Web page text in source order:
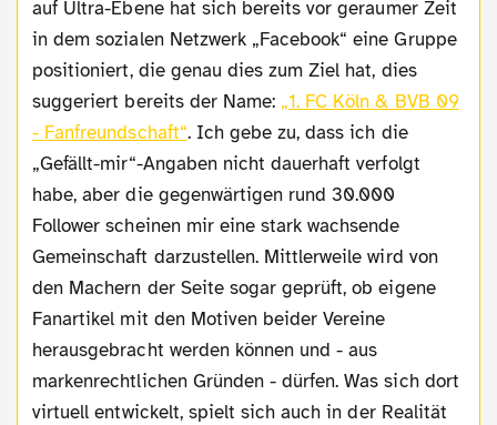
auf Ultra-Ebene hat sich bereits vor geraumer Zeit
in dem sozialen Netzwerk „Facebook“ eine Gruppe
positioniert, die genau dies zum Ziel hat, dies
suggeriert bereits der Name: „1. FC Köln & BVB 09
- Fanfreundschaft“. Ich gebe zu, dass ich die
„Gefällt-mir“-Angaben nicht dauerhaft verfolgt
habe, aber die gegenwärtigen rund 30.000
Follower scheinen mir eine stark wachsende
Gemeinschaft darzustellen. Mittlerweile wird von
den Machern der Seite sogar geprüft, ob eigene
Fanartikel mit den Motiven beider Vereine
herausgebracht werden können und - aus
markenrechtlichen Gründen - dürfen. Was sich dort
virtuell entwickelt, spielt sich auch in der Realität